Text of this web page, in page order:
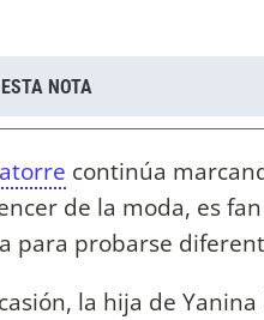
NOTA
continúa
de la moda, es
para probarse
la hija de